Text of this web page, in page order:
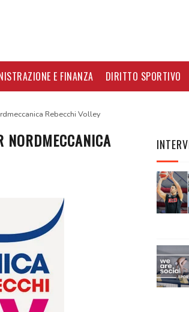
E FINANZA DIRITTO SPORTIVO
Rebecchi Volley
NORDMECCANICA